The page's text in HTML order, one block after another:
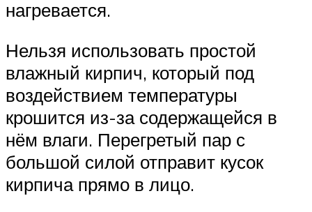
нагревается.
Нельзя использовать простой
влажный кирпич, который под
воздействием температуры
крошится из-за содержащейся в
нём влаги. Перегретый пар с
большой силой отправит кусок
кирпича прямо в лицо.